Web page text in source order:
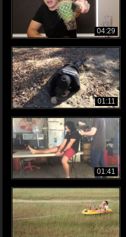
04:29
01:11
01:41